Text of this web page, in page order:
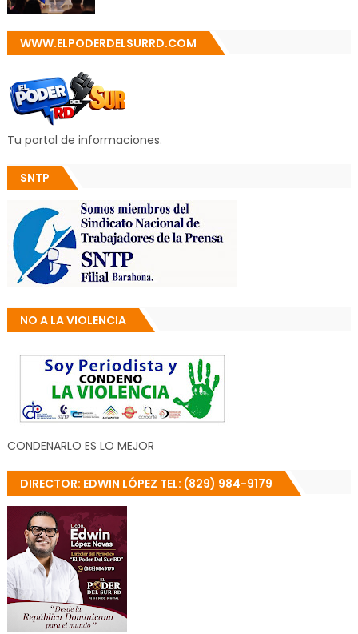
WWW.ELPODERDELSURRD.COM
Tu portal de informaciones.
SNTP
NO A LA VIOLENCIA
CONDENARLO ES LO MEJOR
DIRECTOR: EDWIN LÓPEZ TEL: (829) 984-9179